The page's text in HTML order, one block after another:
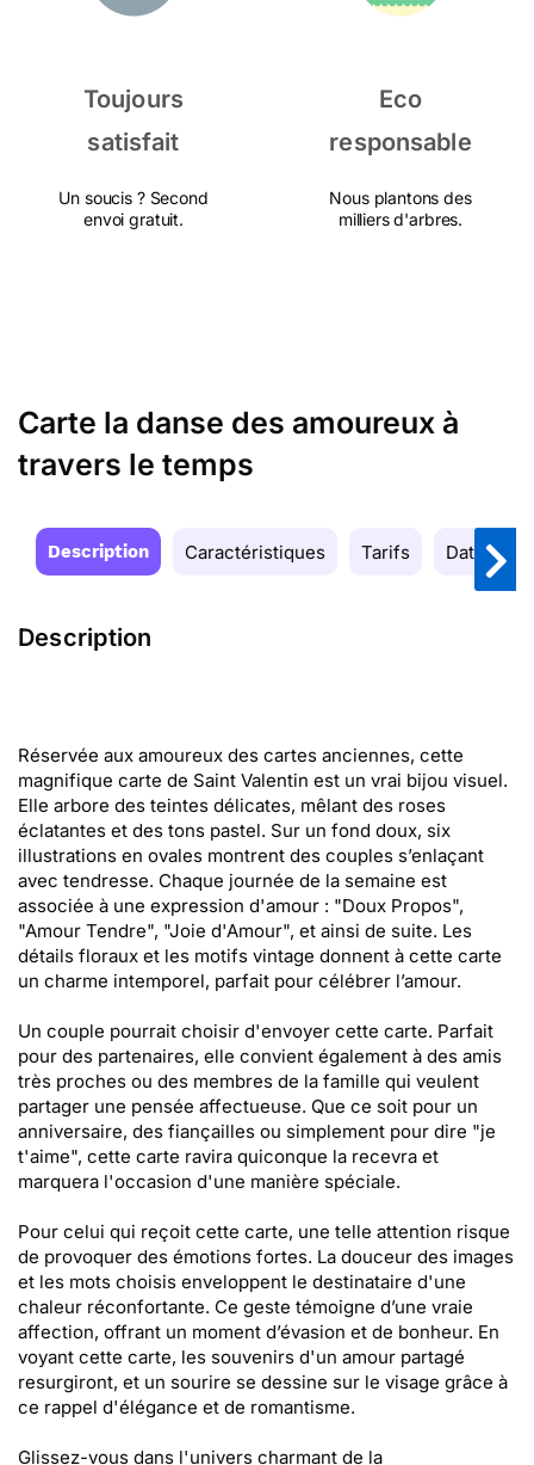
Toujours
satisfait
Un soucis ? Second
envoi gratuit.
Eco
responsable
Nous plantons des
milliers d'arbres.
Carte la danse des amoureux à
travers le temps
Description Caractéristiques Tarifs Date de
Description
Réservée aux amoureux des cartes anciennes, cette
magnifique carte de Saint Valentin est un vrai bijou visuel.
Elle arbore des teintes délicates, mêlant des roses
éclatantes et des tons pastel. Sur un fond doux, six
illustrations en ovales montrent des couples s’enlaçant
avec tendresse. Chaque journée de la semaine est
associée à une expression d'amour : "Doux Propos",
"Amour Tendre", "Joie d'Amour", et ainsi de suite. Les
détails floraux et les motifs vintage donnent à cette carte
un charme intemporel, parfait pour célébrer l’amour.
Un couple pourrait choisir d'envoyer cette carte. Parfait
pour des partenaires, elle convient également à des amis
très proches ou des membres de la famille qui veulent
partager une pensée affectueuse. Que ce soit pour un
anniversaire, des fiançailles ou simplement pour dire "je
t'aime", cette carte ravira quiconque la recevra et
marquera l'occasion d'une manière spéciale.
Pour celui qui reçoit cette carte, une telle attention risque
de provoquer des émotions fortes. La douceur des images
et les mots choisis enveloppent le destinataire d'une
chaleur réconfortante. Ce geste témoigne d’une vraie
affection, offrant un moment d’évasion et de bonheur. En
voyant cette carte, les souvenirs d'un amour partagé
resurgiront, et un sourire se dessine sur le visage grâce à
ce rappel d'élégance et de romantisme.
Glissez-vous dans l'univers charmant de la